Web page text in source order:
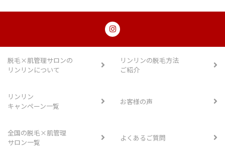
脱毛×肌管理サロンの
リンリンについて
リンリンの脱毛方法
ご紹介
リンリン
キャンペーン一覧
お客様の声
全国の脱毛×肌管理
サロン一覧
よくあるご質問